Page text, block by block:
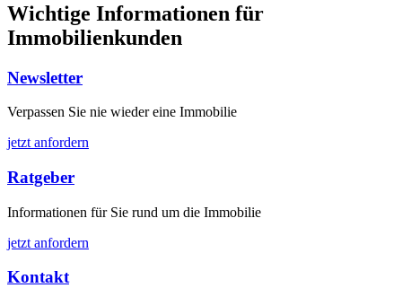
Wichtige Informationen für
Immobilienkunden
Newsletter
Verpassen Sie nie wieder eine Immobilie
jetzt anfordern
Ratgeber
Informationen für Sie rund um die Immobilie
jetzt anfordern
Kontakt